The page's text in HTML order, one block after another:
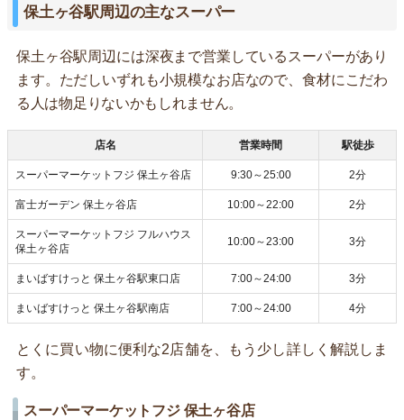
保土ヶ谷駅周辺の主なスーパー
保土ヶ谷駅周辺には深夜まで営業しているスーパーがあり
ます。ただしいずれも小規模なお店なので、食材にこだわ
る人は物足りないかもしれません。
店名 営業時間 駅徒歩
スーパーマーケットフジ 保土ヶ谷店 9:30～25:00 2分
富士ガーデン 保土ヶ谷店 10:00～22:00 2分
スーパーマーケットフジ フルハウス
保土ヶ谷店
10:00～23:00 3分
まいばすけっと 保土ヶ谷駅東口店 7:00～24:00 3分
まいばすけっと 保土ヶ谷駅南店 7:00～24:00 4分
とくに買い物に便利な2店舗を、もう少し詳しく解説しま
す。
スーパーマーケットフジ 保土ヶ谷店